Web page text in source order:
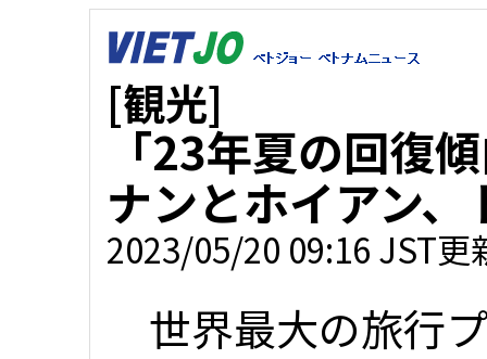
[観光]
「23年夏の回復
ナンとホイアン
2023/05/20 09:16 JST更
世界最大の旅行